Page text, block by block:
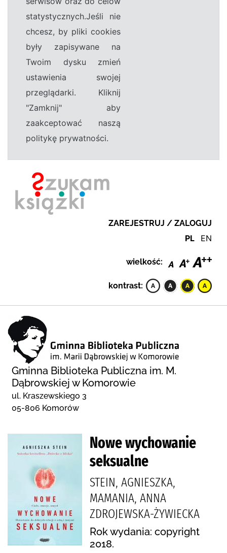
statystycznych.Jeśli nie
chcesz, by pliki cookies
były zapisywane na
Twoim dysku zmień
ustawienia swojej
przeglądarki. Kliknij
"Zamknij" aby
zaakceptować naszą
politykę prywatności.
ZAREJESTRUJ / ZALOGUJ
PL EN
wielkość:
kontrast:
Gminna Biblioteka Publiczna im. M.
Dąbrowskiej w Komorowie
ul. Kraszewskiego 3
05-806 Komorów
Nowe wychowanie
seksualne
STEIN, AGNIESZKA,
MAMANIA, ANNA
ZDROJEWSKA-ŻYWIECKA
Rok wydania: copyright
2018.